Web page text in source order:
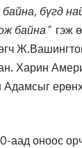
бүгд
байна”гэж
Харин
аад оноос